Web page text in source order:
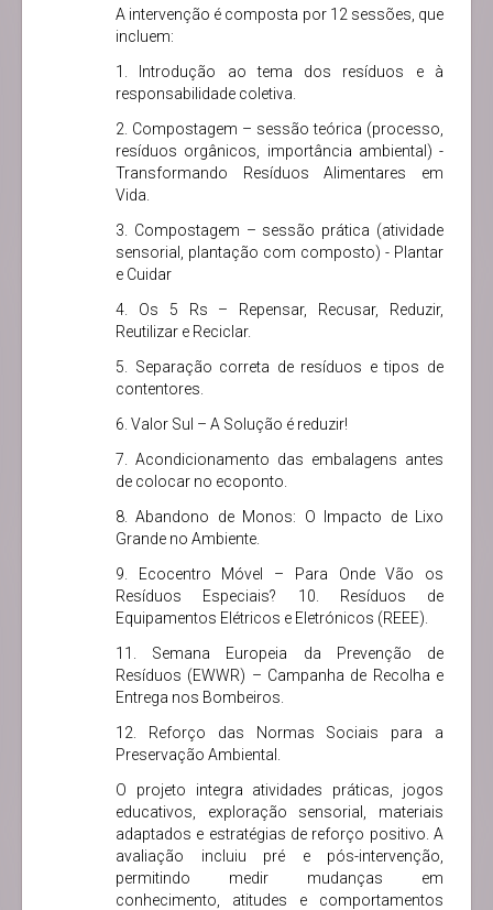
A intervenção é composta por 12 sessões, que
incluem:
1. Introdução ao tema dos resíduos e à
responsabilidade coletiva.
2. Compostagem – sessão teórica (processo,
resíduos orgânicos, importância ambiental) -
Transformando Resíduos Alimentares em
Vida.
3. Compostagem – sessão prática (atividade
sensorial, plantação com composto) - Plantar
e Cuidar
4. Os 5 Rs – Repensar, Recusar, Reduzir,
Reutilizar e Reciclar.
5. Separação correta de resíduos e tipos de
contentores.
6. Valor Sul – A Solução é reduzir!
7. Acondicionamento das embalagens antes
de colocar no ecoponto.
8. Abandono de Monos: O Impacto de Lixo
Grande no Ambiente.
9. Ecocentro Móvel – Para Onde Vão os
Resíduos Especiais? 10. Resíduos de
Equipamentos Elétricos e Eletrónicos (REEE).
11. Semana Europeia da Prevenção de
Resíduos (EWWR) – Campanha de Recolha e
Entrega nos Bombeiros.
12. Reforço das Normas Sociais para a
Preservação Ambiental.
O projeto integra atividades práticas, jogos
educativos, exploração sensorial, materiais
adaptados e estratégias de reforço positivo. A
avaliação incluiu pré e pós-intervenção,
permitindo medir mudanças em
conhecimento, atitudes e comportamentos